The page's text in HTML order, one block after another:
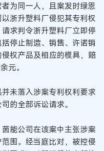
为同一人，且案发时绿恩
浙升塑料厂侵犯其专利权
求判令浙升塑料厂立即停
停止制造、销售、许诺销
权产品及相应的模具，赔
元。
未落入涉案专利权利要求
的全部诉讼请求。
能公司在该案中主张涉案
围。经当庭比对，被控侵